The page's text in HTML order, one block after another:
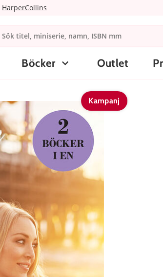
HarperCollins
Böcker Outlet
Kampanj